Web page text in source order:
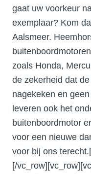
gaat uw voorkeur
exemplaar? Kom
Aalsmeer.
zoals Honda,
de zekerheid dat
nagekeken en
leveren ook het
buitenboordmotor
voor een nieuwe
voor bij ons
[/